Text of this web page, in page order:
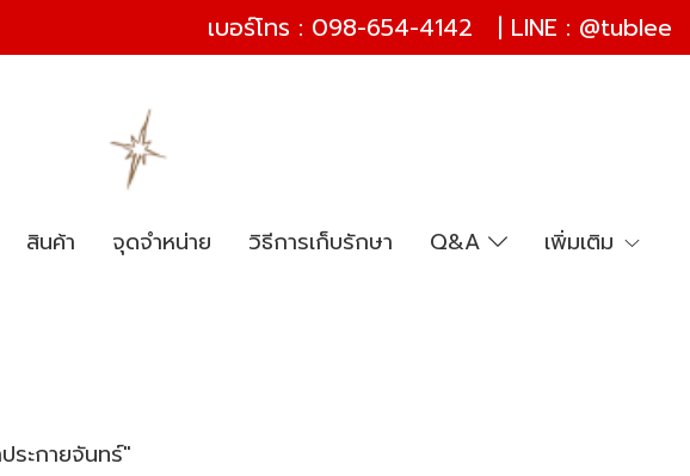
เบอร์โทร : 098-654-4142 | LINE : @tublee
สินค้า จุดจำหน่าย วิธีการเก็บรักษา Q&A เพิ่มเติม
ระกายจันทร์"